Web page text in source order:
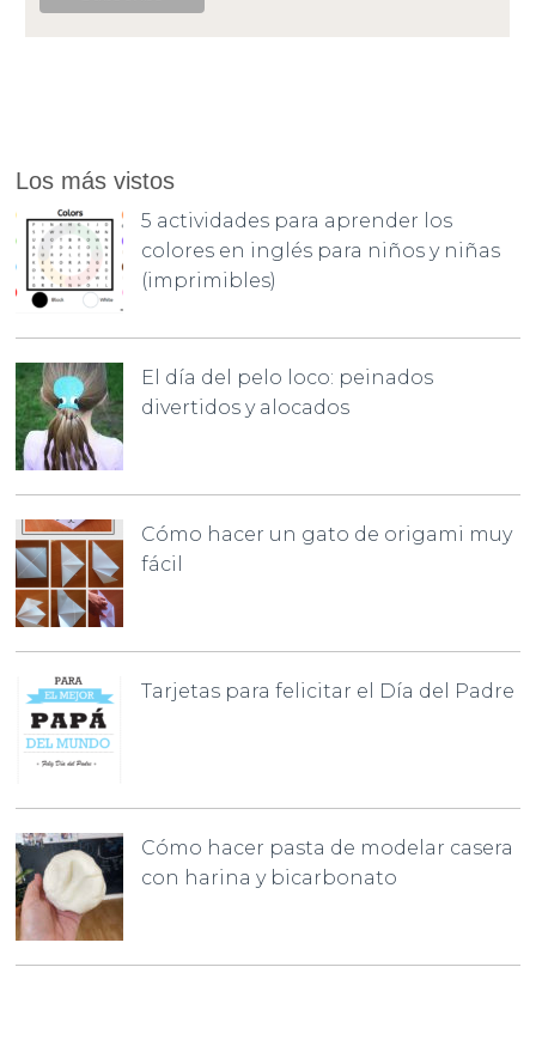
Los más vistos
5 actividades para aprender los
colores en inglés para niños y niñas
(imprimibles)
El día del pelo loco: peinados
divertidos y alocados
Cómo hacer un gato de origami muy
fácil
Tarjetas para felicitar el Día del Padre
Cómo hacer pasta de modelar casera
con harina y bicarbonato